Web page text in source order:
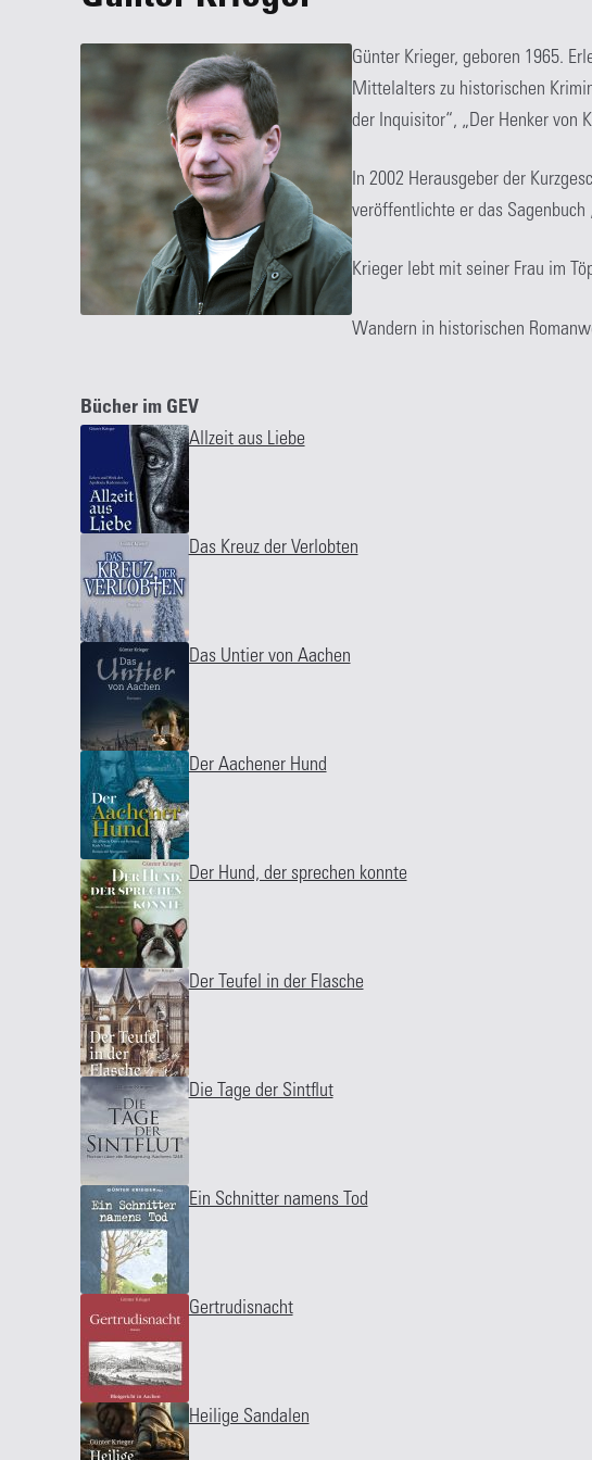
Günter Krieger, geboren 1965.
Mittelalters zu historischen
der Inquisitor“, „Der Henker von
In 2002 Herausgeber der
veröffentlichte er das Sagenbuch
Krieger lebt mit seiner Frau im
Wandern in historischen
Bücher im GEV
Allzeit aus Liebe
Das Kreuz der Verlobten
Das Untier von Aachen
Der Aachener Hund
Der Hund, der sprechen konnte
Der Teufel in der Flasche
Die Tage der Sintflut
Ein Schnitter namens Tod
Gertrudisnacht
Heilige Sandalen